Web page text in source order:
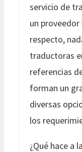
servicio de
un
respecto,
traductoras
referencias
forman un
diversas
los
¿Qué hace a